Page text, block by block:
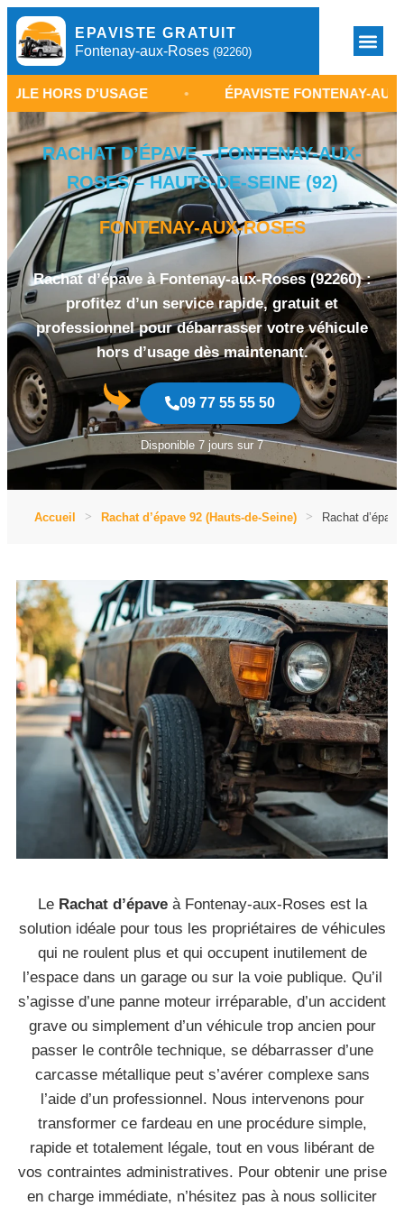
EPAVISTE GRATUIT
Fontenay-aux-Roses (92260)
D'USAGE • ÉPAVISTE FONTENAY-AUX-ROSES 92
RACHAT D’ÉPAVE – FONTENAY-AUX-
ROSES – HAUTS-DE-SEINE (92)
FONTENAY-AUX-ROSES
Rachat d’épave à Fontenay-aux-Roses (92260) :
profitez d’un service rapide, gratuit et
professionnel pour débarrasser votre véhicule
hors d’usage dès maintenant.
09 77 55 55 50
Disponible 7 jours sur 7
Accueil Rachat d’épave 92 (Hauts-de-Seine) Rachat
Le Rachat d’épaveà Fontenay-aux-Roses est la
solution idéale pour tous les propriétaires de véhicules
qui ne roulent plus et qui occupent inutilement de
l’espace dans un garage ou sur la voie publique. Qu’il
s’agisse d’une panne moteur irréparable, d’un accident
grave ou simplement d’un véhicule trop ancien pour
passer le contrôle technique, se débarrasser d’une
carcasse métallique peut s’avérer complexe sans
l’aide d’un professionnel. Nous intervenons pour
transformer ce fardeau en une procédure simple,
rapide et totalement légale, tout en vous libérant de
vos contraintes administratives. Pour obtenir une prise
en charge immédiate, n’hésitez pas à nous solliciter